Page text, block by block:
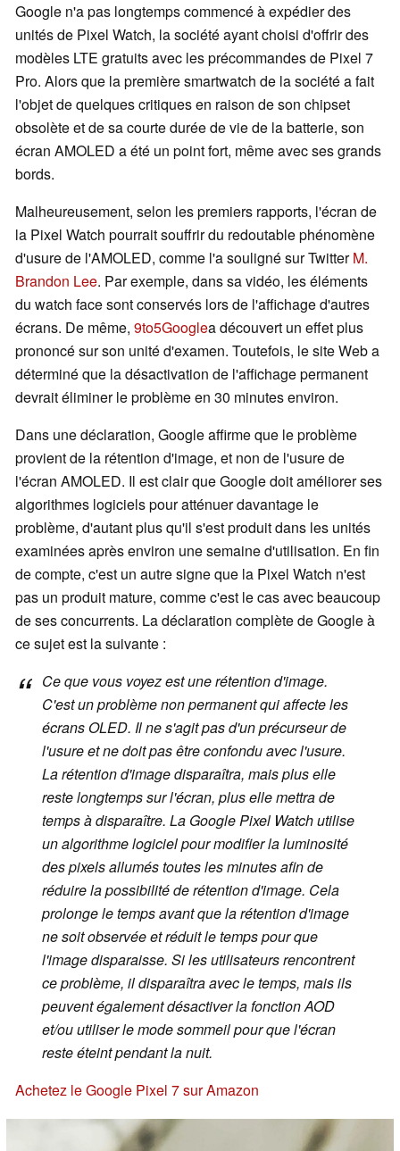
Google n'a pas longtemps commencé à expédier des
unités de Pixel Watch, la société ayant choisi d'offrir des
modèles LTE gratuits avec les précommandes de Pixel 7
Pro. Alors que la première smartwatch de la société a fait
l'objet de quelques critiques en raison de son chipset
obsolète et de sa courte durée de vie de la batterie, son
écran AMOLED a été un point fort, même avec ses grands
bords.
Malheureusement, selon les premiers rapports, l'écran de
la Pixel Watch pourrait souffrir du redoutable phénomène
d'usure de l'AMOLED, comme l'a souligné sur TwitterM.
Brandon Lee. Par exemple, dans sa vidéo, les éléments
du watch face sont conservés lors de l'affichage d'autres
écrans. De même, 9to5Googlea découvert un effet plus
prononcé sur son unité d'examen. Toutefois, le site Web a
déterminé que la désactivation de l'affichage permanent
devrait éliminer le problème en 30 minutes environ.
Dans une déclaration, Google affirme que le problème
provient de la rétention d'image, et non de l'usure de
l'écran AMOLED. Il est clair que Google doit améliorer ses
algorithmes logiciels pour atténuer davantage le
problème, d'autant plus qu'il s'est produit dans les unités
examinées après environ une semaine d'utilisation. En fin
de compte, c'est un autre signe que la Pixel Watch n'est
pas un produit mature, comme c'est le cas avec beaucoup
de ses concurrents. La déclaration complète de Google à
ce sujet est la suivante :
Ce que vous voyez est une rétention d'image.
C'est un problème non permanent qui affecte les
écrans OLED. Il ne s'agit pas d'un précurseur de
l'usure et ne doit pas être confondu avec l'usure.
La rétention d'image disparaîtra, mais plus elle
reste longtemps sur l'écran, plus elle mettra de
temps à disparaître. La Google Pixel Watch utilise
un algorithme logiciel pour modifier la luminosité
des pixels allumés toutes les minutes afin de
réduire la possibilité de rétention d'image. Cela
prolonge le temps avant que la rétention d'image
ne soit observée et réduit le temps pour que
l'image disparaisse. Si les utilisateurs rencontrent
ce problème, il disparaîtra avec le temps, mais ils
peuvent également désactiver la fonction AOD
et/ou utiliser le mode sommeil pour que l'écran
reste éteint pendant la nuit.
Achetez le Google Pixel 7 sur Amazon